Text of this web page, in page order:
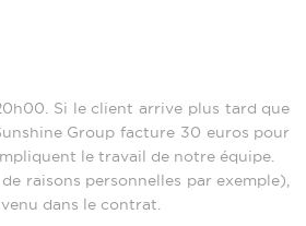
Si le client arrive plus tard que
Group facture 30 euros pour
le travail de notre équipe.
raisons personnelles par exemple),
dans le contrat.